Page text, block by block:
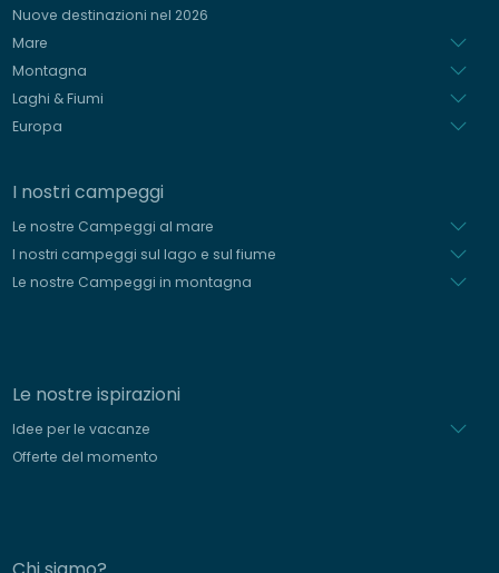
Nuove destinazioni nel 2026
Mare
Montagna
Laghi & Fiumi
Europa
I nostri campeggi
Le nostre Campeggi al mare
I nostri campeggi sul lago e sul fiume
Le nostre Campeggi in montagna
Le nostre ispirazioni
Idee per le vacanze
Offerte del momento